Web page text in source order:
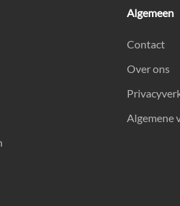
Algemeen
Contact
Over ons
Algemene